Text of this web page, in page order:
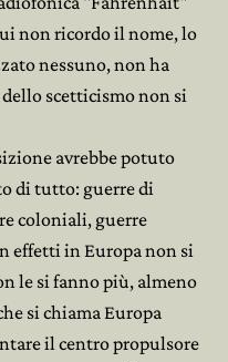
non ricordo il nome, lo
nessuno, non ha
scetticismo non si
avrebbe potuto
di tutto: guerre di
coloniali, guerre
effetti in Europa non si
le si fanno più, almeno
si chiama Europa
il centro propulsore